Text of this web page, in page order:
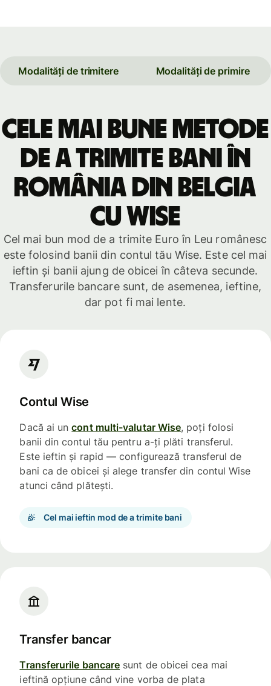
Modalități de trimitere Modalități de primire
Cele mai bune metode
de a trimite bani în
România din Belgia
cu Wise
Cel mai bun mod de a trimite Euro în Leu românesc
este folosind banii din contul tău Wise. Este cel mai
ieftin și banii ajung de obicei în câteva secunde.
Transferurile bancare sunt, de asemenea, ieftine,
dar pot fi mai lente.
Contul Wise
Dacă ai uncont multi-valutar Wise, poți folosi
banii din contul tău pentru a-ți plăti transferul.
Este ieftin și rapid — configurează transferul de
bani ca de obicei și alege transfer din contul Wise
atunci când plătești.
Cel mai ieftin mod de a trimite bani
Transfer bancar
Transferurile bancare sunt de obicei cea mai
ieftină opțiune când vine vorba de plata